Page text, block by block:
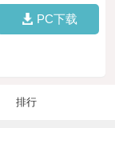
PC下载
排行